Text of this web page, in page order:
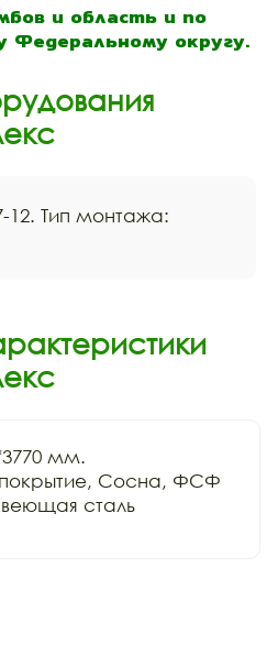
и область и по
Федеральному округу.
12. Тип монтажа:
мм.
Сосна, ФСФ
сталь